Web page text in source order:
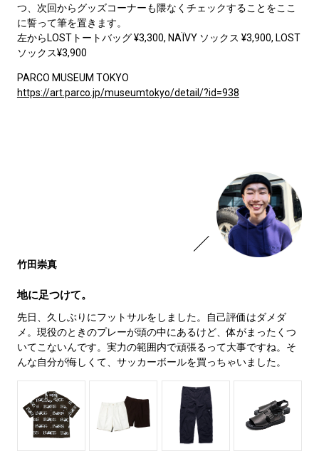
つ、次回からグッズコーナーも隈なくチェックすることをここ
に誓って筆を置きます。
左からLOSTトートバッグ ¥3,300, NAÏVY ソックス ¥3,900, LOST
ソックス¥3,900
PARCO MUSEUM TOKYO
https://art.parco.jp/museumtokyo/detail/?id=938
竹田崇真
地に足つけて。
先日、久しぶりにフットサルをしました。自己評価はダメダ
メ。現役のときのプレーが頭の中にあるけど、体がまったくつ
いてこないんです。実力の範囲内で頑張るって大事ですね。そ
んな自分が悔しくて、サッカーボールを買っちゃいました。